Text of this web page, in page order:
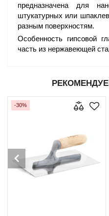
предназначена для
штукатурных или
разным поверхностям.
Особенность гипсовой
часть из нержавеющей
-30%